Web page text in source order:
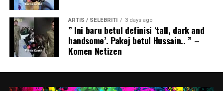
ARTIS / SELEBRITI 3 days ago
” Ini baru betul definisi ‘tall, dark and
handsome’. Pakej betul Hussain.. ” –
Komen Netizen